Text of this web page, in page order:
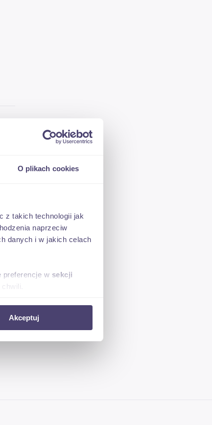
O plikach cookies
z takich technologii jak
naprzeciw
danych i w jakich celach
preferencje w sekcji
społecznościowym,
Akceptuj